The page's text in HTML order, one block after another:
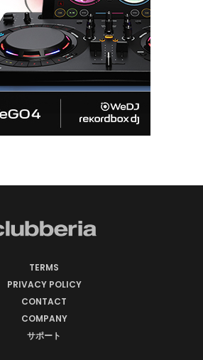
TERMS
PRIVACY POLICY
CONTACT
COMPANY
サポート